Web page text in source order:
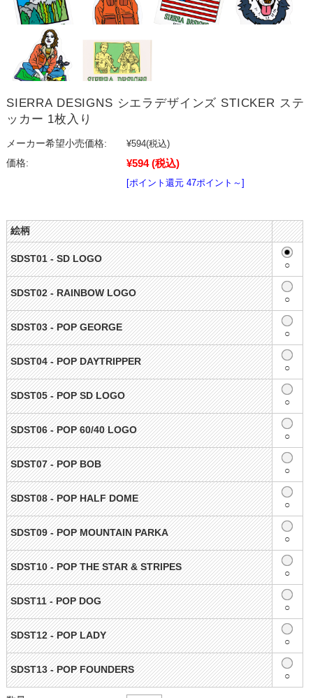
SIERRA DESIGNS シエラデザインズ STICKER ステ
ッカー 1枚入り
メーカー希望小売価格: ¥594(税込)
価格:
¥594 (税込)
[ポイント還元 47ポイント～]
絵柄
SDST01 - SD LOGO
○
SDST02 - RAINBOW LOGO
○
SDST03 - POP GEORGE
○
SDST04 - POP DAYTRIPPER
○
SDST05 - POP SD LOGO
○
SDST06 - POP 60/40 LOGO
○
SDST07 - POP BOB
○
SDST08 - POP HALF DOME
○
SDST09 - POP MOUNTAIN PARKA
○
SDST10 - POP THE STAR & STRIPES
○
SDST11 - POP DOG
○
SDST12 - POP LADY
○
SDST13 - POP FOUNDERS
○